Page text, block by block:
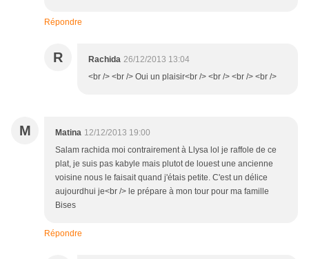
Répondre
R Rachida 26/12/2013 13:04
<br /> <br /> Oui un plaisir<br /> <br /> <br /> <br />
M Matina 12/12/2013 19:00
Salam rachida moi contrairement à Llysa lol je raffole de ce
plat, je suis pas kabyle mais plutot de louest une ancienne
voisine nous le faisait quand j'étais petite. C'est un délice
aujourdhui je<br /> le prépare à mon tour pour ma famille
Bises
Répondre